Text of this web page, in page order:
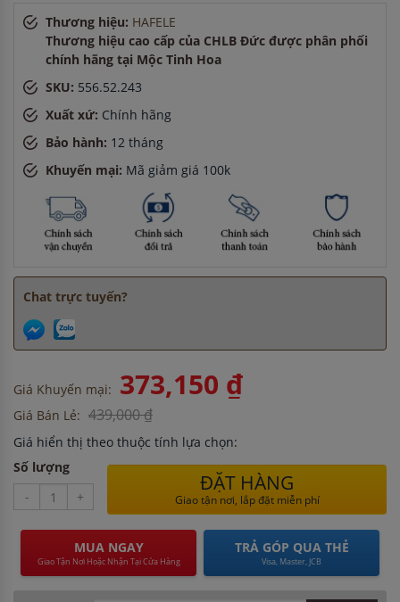
Anh Minh
15 phút
Anh Quang-ở Hải Phòng đã đặt lò vi sóng cách đây 30 phút
ở Đồng Nai đã mua bếp điện từ cách đây 15
phút
Chị Hà-ở TP. Hồ Chí Minh đã mua máy sấy bát cách đây 15
Thương hiệu: HAFELE
Thương hiệu cao cấp của CHLB Đức được phân phối
chính hãng tại Mộc Tinh Hoa
SKU: 556.52.243
Xuất xứ: Chính hãng
Bảo hành: 12 tháng
Khuyến mại: Mã giảm giá 100k
Chat trực tuyến?
Giá Khuyến mại: 373,150 ₫
Giá Bán Lẻ: 439,000 ₫
Giá hiển thị theo thuộc tính lựa chọn:
Số lượng
-
+
ĐẶT HÀNG
Giao tận nơi, lắp đặt miễn phí
MUA NGAY
Giao Tận Nơi Hoặc Nhận Tại Cửa Hàng
TRẢ GÓP QUA THẺ
Visa, Master, JCB